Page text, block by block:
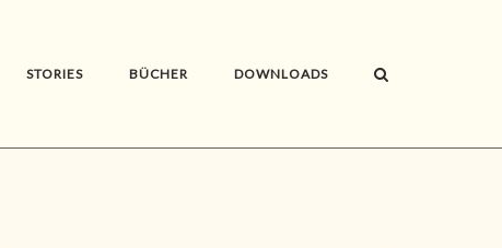
STORIES BÜCHER DOWNLOADS